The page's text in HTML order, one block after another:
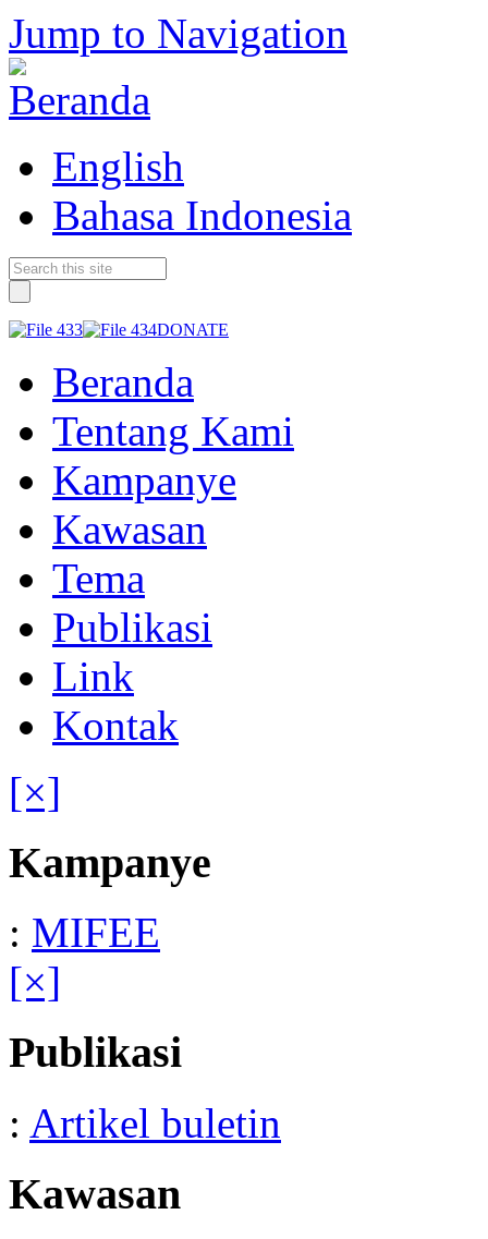
Jump to Navigation
English
Bahasa Indonesia
DONATE
Beranda
Tentang Kami
Kampanye
Kawasan
Tema
Publikasi
Link
Kontak
[×]
Kampanye
: MIFEE
[×]
Publikasi
: Artikel buletin
Kawasan